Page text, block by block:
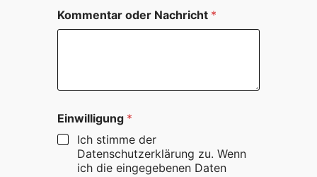
n
u
E
n
w
i
Kommentar oder Nachricht *
Einwilligung *
Ich stimme der
Datenschutzerklärung zu. Wenn
ich die eingegebenen Daten